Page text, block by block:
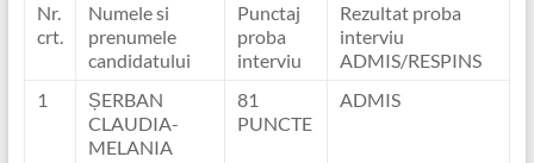
Nr.
crt.
Numele si
prenumele
candidatului
Punctaj
proba
interviu
Rezultat proba
interviu
ADMIS/RESPINS
1
ȘERBAN
CLAUDIA-
MELANIA
81
PUNCTE
ADMIS